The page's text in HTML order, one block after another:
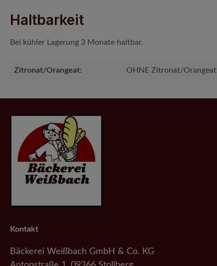
Haltbarkeit
Bei kühler Lagerung 3 Monate haltbar.
Zitronat/Orangeat: OHNE Zitronat/Orangeat
Kontakt
Bäckerei Weißbach GmbH & Co. KG